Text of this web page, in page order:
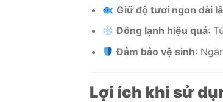
Giữ độ tươi ngon dài
Đông lạnh hiệu quả:
Đảm bảo vệ sinh:
Lợi ích khi sử